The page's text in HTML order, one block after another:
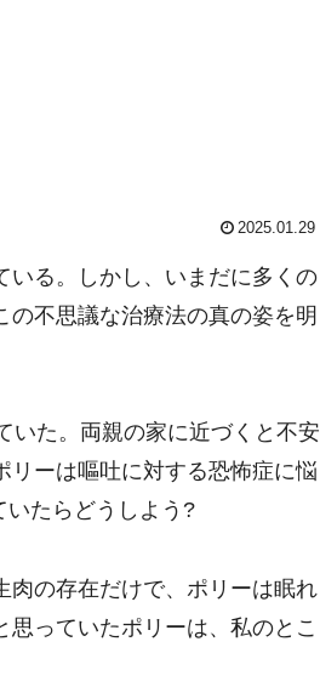
2025.01.29
いる。しかし、いまだに多くの
不思議な治療法の真の姿を明
いた。両親の家に近づくと不安
リーは嘔吐に対する恐怖症に悩
いたらどうしよう?
肉の存在だけで、ポリーは眠れ
っていたポリーは、私のとこ